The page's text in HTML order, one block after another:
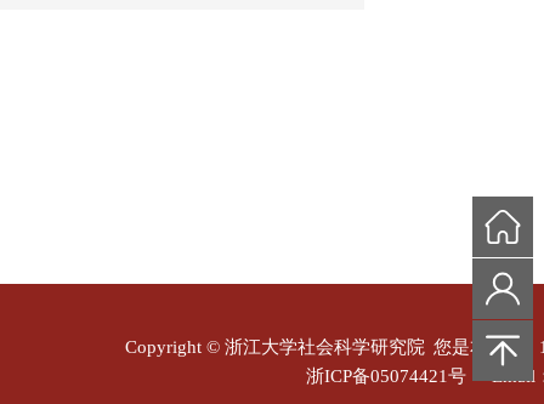
Copyright © 浙江大学社会科学研究院 您是本站第
浙ICP备05074421号